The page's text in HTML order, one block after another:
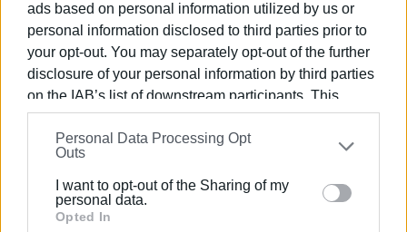
ads based on personal information utilized by us or
personal information disclosed to third parties prior to
your opt-out. You may separately opt-out of the further
disclosure of your personal information by third parties
on the IAB’s list of downstream participants. This
information may also be disclosed by us to third parties
on theIAB’s List of Downstream Participants
that may
further disclose it to other third parties.
Please note that this website/app uses one or more
Google services and may gather and store information
Personal Data Processing Opt
Outs
I want to opt-out of the Sharing of my
personal data.
Opted In
Ο κ. Πέρρος Νίκος, μέλος της διοίκησης του ΕΣΥΝ και
συντονιστής τμημάτων χάντμπολ του ΚΓΣ τονίζει:
«Για το πολυπαραγοντικό κοινωνικό φαινόμενο της
εξάρτησης υπάρχει πλήθος ψευδοεπιστημονικών
ιδεολογημάτων που προσπαθούν να δημιουργήσουν
κοινωνικά αντανακλαστικά που θα βλέπουν την
εξάρτηση σαν ένα ωραιοποιημένο φυσικό φαινόμενο. Η
νέα γενιά και οι παραγωγικές ηλικίες αποτελούν
πρωταρχικό στόχο, ακριβώς γιατί είναι αυτοί που
μπορούν να βάλουν τη σφραγίδα τους στις εξελίξεις,